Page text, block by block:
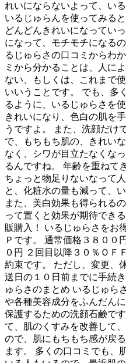
れいにならないよって、い
いるじゅらんを使ってみる
どんどんきれいになってい
になって、モチモチになる
るじゅらさの口コミからわ
ミから分かることは、人に
ない、もしくは、これまで
いいうことです。 でも、多
るように、いるじゅらさを
きれいになり、色白の肌を
うですよ。 また、洗顔だけ
で、もちもち肌の、きれい
なく、シワが目立たなくな
るんですね。 年齢を重ねて
ちょっと物足りないなって
と、化粧水の量も減って、
また、美白効果も得られる
って置くと効果が期待でき
販購入！ いるじゅらさをお
Ｐです。 通常価格３８００
０円 ２回目以降３０％ＯＦ
約束です。 ただし、変更、
送日の１０日前までに手続
ゅらさのまとめ いるじゅら
や各種美容成分をふんだん
保護するための洗顔石鹸で
て、肌のくすみを改善して
ので、肌にもちもち感が戻
ます。 多くの口コミでも、